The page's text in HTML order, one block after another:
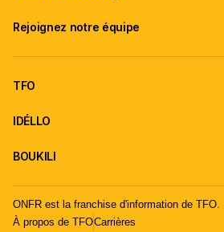
Rejoignez notre équipe
TFO
IDÉLLO
BOUKILI
ONFR est la franchise d'information de TFO.
À propos de TFOCarrières